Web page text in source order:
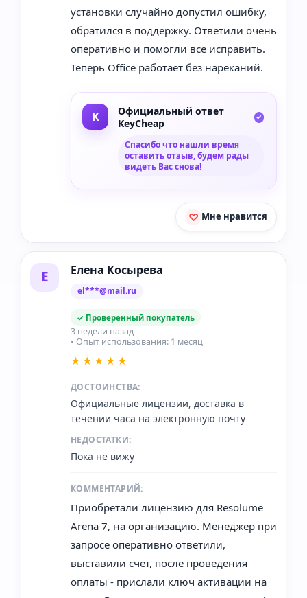
установки случайно допустил ошибку,
обратился в поддержку. Ответили очень
оперативно и помогли все исправить.
Теперь Office работает без нареканий.
Официальный ответ
KeyCheap
Спасибо что нашли время
оставить отзыв, будем рады
видеть Вас снова!
Мне нравится
Е Елена Косырева
el***@mail.ru
✓ Проверенный покупатель
3 недели назад
• Опыт использования: 1 месяц
★★★★★
ДОСТОИНСТВА:
Официальные лицензии, доставка в
течении часа на электронную почту
НЕДОСТАТКИ:
Пока не вижу
КОММЕНТАРИЙ:
Приобретали лицензию для Resolume
Arena 7, на организацию. Менеджер при
запросе оперативно ответили,
выставили счет, после проведения
оплаты - прислали ключ активации на